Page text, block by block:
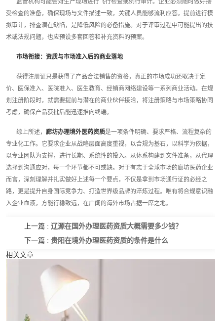
监管机构可能会对生产现场进行飞行检查或例行审计。企业必须随时做好接
受检查的准备，确保现场与文件描述一致，关键人员能够流利应答。提前进行模
拟审计，排查潜在缺陷，是降低风险的必备措施。对于评审过程中可能提出的技
术或法规问题，也应预设多套回答和补充资料的预案。
市场衔接：资质与市场准入后的商业落地
获得注册证只是获得了产品合法销售的资格，真正的市场成功还取决于定
价、医保准入、医院准入、医生教育、经销商网络建设等一系列商业活动。在规
划注册阶段时，就需要提前与潜在的商业伙伴接洽，将注册策略与市场策略协同
考虑，确保产品获批后能迅速推向终端。
综上所述， 廊坊办理境外医药资质是一项条件明确、要求严格、流程复杂的
专业化工作。它要求企业从战略层面高度重视，以合规为基石，以科学为依据，
以专业团队为支撑，进行长期、系统性的投入。从体系构建到文件准备，从代理
选择到沟通应对，每一个环节都不可或缺。对于有志于全球市场的廊坊医药企业
而言，深刻理解并扎实做好上述每一个要点，不仅是拿到市场通行证的必经之
路，更是提升自身国际竞争力、打造世界级品牌的淬炼过程。唯有将合规意识融
入企业血液，方能行稳致远，在广阔的海外市场占据一席之地。
上一篇 : 辽源在国外办理医药资质大概需要多少钱？
下一篇 : 贵阳在境外办理医药资质的条件是什么
相关文章